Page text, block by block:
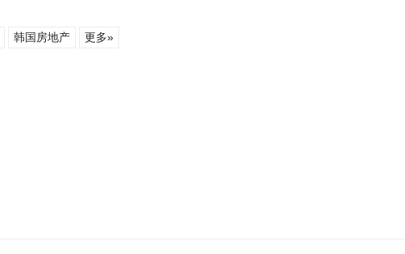
韩国房地产 更多»